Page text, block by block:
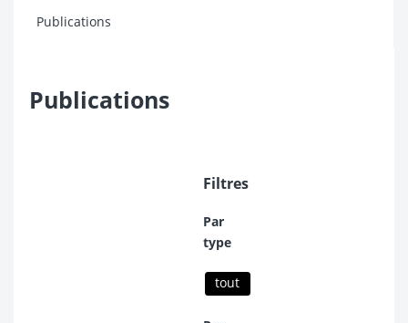
Publications
Publications